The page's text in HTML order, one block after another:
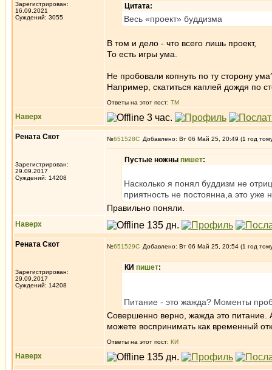
Зарегистрирован:
16.09.2021
Суждений: 3055
Цитата:
Весь «проект» буддизма
В том и дело - что всего лишь проект,
То есть игры ума.
Не пробовали копнуть по ту сторону
Например, скатиться каплей дождя по
Ответы на этот пост: ТМ
Наверх
Рената Скот
Зарегистрирован:
29.09.2017
Суждений: 14208
№651528 Добавлено: Вт 06 Май 25, 20:49 (1 год
Пустые ножны пишет:
Насколько я понял буддизм не
приятность не постоянна,а это уже
Правильно поняли.
Наверх
Рената Скот
Зарегистрирован:
29.09.2017
Суждений: 14208
№651529 Добавлено: Вт 06 Май 25, 20:54 (1 год
КИ пишет:
Питание - это жажда? Моменты
Совершенно верно, жажда это питание.
можете воспринимать как временный
Ответы на этот пост: КИ
Наверх